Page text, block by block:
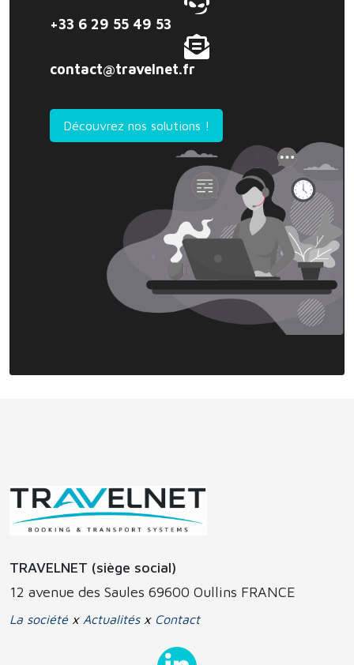
+33 6 29 55 49 53
contact@travelnet.fr
Découvrez nos solutions !
TRAVELNET (siège social)
12 avenue des Saules 69600 Oullins FRANCE
La société x Actualitésx Contact